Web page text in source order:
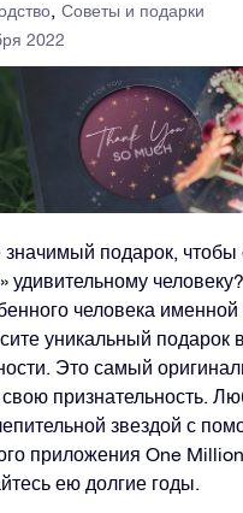
Советы и подарки
2022
подарок, чтобы
удивительному
человека именной
уникальный подарок
Это самый
признательность.
звездой с
приложения One
ею долгие годы.